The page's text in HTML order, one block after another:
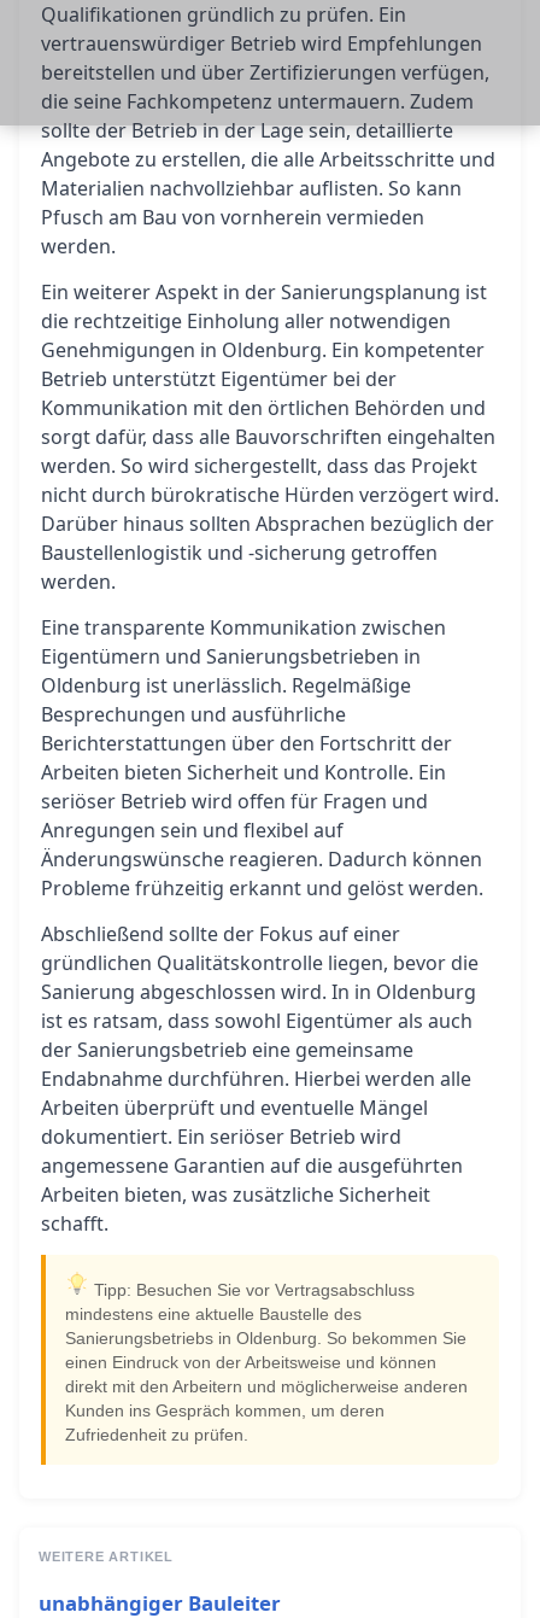
Qualifikationen gründlich zu prüfen. Ein
vertrauenswürdiger Betrieb wird Empfehlungen
bereitstellen und über Zertifizierungen verfügen,
die seine Fachkompetenz untermauern. Zudem
sollte der Betrieb in der Lage sein, detaillierte
Angebote zu erstellen, die alle Arbeitsschritte und
Materialien nachvollziehbar auflisten. So kann
Pfusch am Bau von vornherein vermieden
werden.
Ein weiterer Aspekt in der Sanierungsplanung ist
die rechtzeitige Einholung aller notwendigen
Genehmigungen in Oldenburg. Ein kompetenter
Betrieb unterstützt Eigentümer bei der
Kommunikation mit den örtlichen Behörden und
sorgt dafür, dass alle Bauvorschriften eingehalten
werden. So wird sichergestellt, dass das Projekt
nicht durch bürokratische Hürden verzögert wird.
Darüber hinaus sollten Absprachen bezüglich der
Baustellenlogistik und -sicherung getroffen
werden.
Eine transparente Kommunikation zwischen
Eigentümern und Sanierungsbetrieben in
Oldenburg ist unerlässlich. Regelmäßige
Besprechungen und ausführliche
Berichterstattungen über den Fortschritt der
Arbeiten bieten Sicherheit und Kontrolle. Ein
seriöser Betrieb wird offen für Fragen und
Anregungen sein und flexibel auf
Änderungswünsche reagieren. Dadurch können
Probleme frühzeitig erkannt und gelöst werden.
Abschließend sollte der Fokus auf einer
gründlichen Qualitätskontrolle liegen, bevor die
Sanierung abgeschlossen wird. In in Oldenburg
ist es ratsam, dass sowohl Eigentümer als auch
der Sanierungsbetrieb eine gemeinsame
Endabnahme durchführen. Hierbei werden alle
Arbeiten überprüft und eventuelle Mängel
dokumentiert. Ein seriöser Betrieb wird
angemessene Garantien auf die ausgeführten
Arbeiten bieten, was zusätzliche Sicherheit
schafft.
Tipp: Besuchen Sie vor Vertragsabschluss
mindestens eine aktuelle Baustelle des
Sanierungsbetriebs in Oldenburg. So bekommen Sie
einen Eindruck von der Arbeitsweise und können
direkt mit den Arbeitern und möglicherweise anderen
Kunden ins Gespräch kommen, um deren
Zufriedenheit zu prüfen.
WEITERE ARTIKEL
unabhängiger Bauleiter